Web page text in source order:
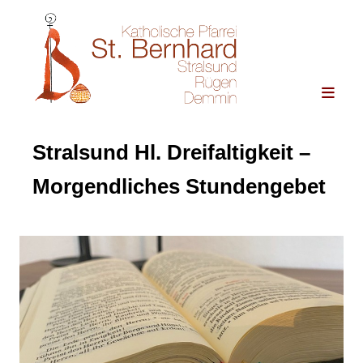
Stralsund Hl. Dreifaltigkeit –
Morgendliches Stundengebet